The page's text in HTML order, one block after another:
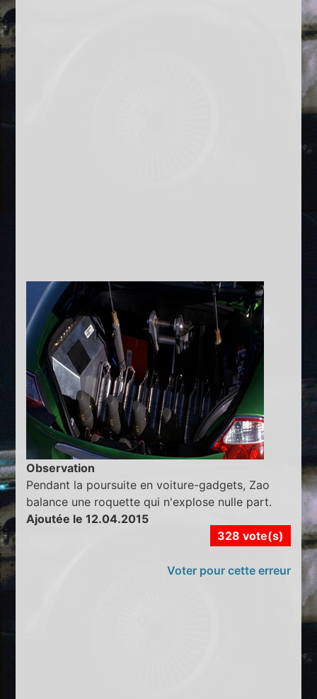
Observation
Pendant la poursuite en voiture-gadgets, Zao
balance une roquette qui n'explose nulle part.
Ajoutée le 12.04.2015
328 vote(s)
Voter pour cette erreur